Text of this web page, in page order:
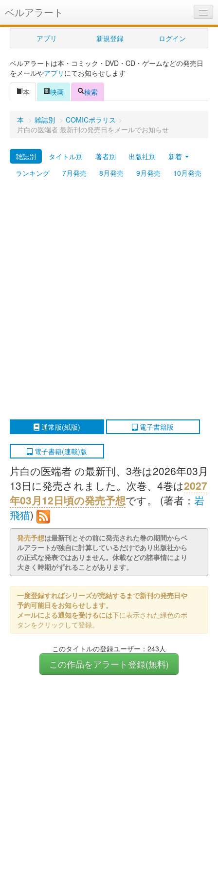
ベルアラート
ベルアラートとは
ヘルプ
新規登録
ログイン
購入管理
Myシェルフ
プレミアム
アプリ 新規登録 ログイン
ベルアラートは本・コミック・DVD・CD・ゲームなどの発売日
をメールやアプリ にてお知らせします
本
映画 検索
本 > 雑誌別 > COMICポラリス >
片白の医端者 最新刊の発売日をメールでお知らせ
雑誌別 タイトル別 著者別 出版社別
新着
ランキング
7月発売 8月発売 9月発売 10月発売
通常版(紙版) 電子書籍版
電子書籍(連載)版
片白の医端者 の最新刊、3巻は2026年03月
13日に発売されました。次巻、4巻は2027
年03月12日頃の発売予想です。 (著者： 岩
飛猫)
発売予想は最新刊とその前に発売された巻の期間からベ
ルアラートが独自に計算しているだけであり出版社から
の正式な発表ではありません。休載などの諸事情により
大きく時期がずれることがあります。
一度登録すればシリーズが完結するまで新刊の発売日や
予約可能日をお知らせします。
メールによる通知を受けるには下に表示された緑色のボ
タンをクリックして登録。
このタイトルの登録ユーザー：243人
この作品をアラート登録(無料)